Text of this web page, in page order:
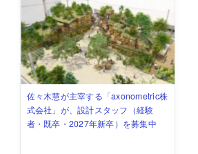
佐々木慧が主宰する「axonometric株
式会社」が、設計スタッフ（経験
者・既卒・2027年新卒）を募集中
古民家を軸に全国で“価値循環の仕組
み”を作り、リモートワーク主体の働
き方を実践する「株式会社つぎと」
リノベる株式会社が、設計パートナ
ー (業務委託) を募集中
社会への影響力のある建築を手掛
け、スタッフ同士で助け合う環境づ
くりも行う「E.A.S.T.architects」
代官山を拠点に活動する「梅澤竜也 /
ALA INC.」が、設計スタッフ・アル
バイト・事務職を募集中